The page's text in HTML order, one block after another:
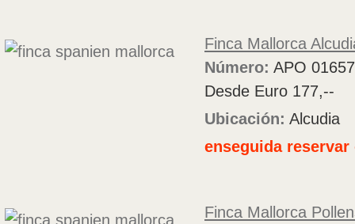
Finca Mallorca
Número: APO
Desde Euro 177,--
Ubicación: Alcudia
enseguida reservar
Finca Mallorca